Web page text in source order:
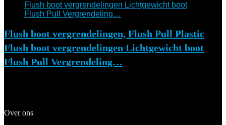
Flush boot vergrendelingen, Flush Pull Plastic
Flush boot vergrendelingen Lichtgewicht boot
Flush Pull Vergrendeling…
Over ons